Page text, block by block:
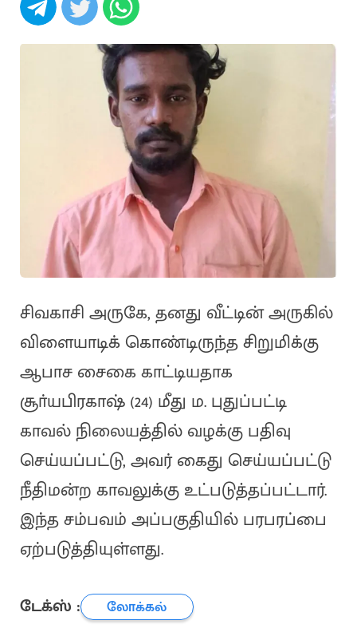
சிவகாசி அருகே, தனது வீட்டின் அருகில்
விளையாடிக் கொண்டிருந்த சிறுமிக்கு
ஆபாச சைகை காட்டியதாக
சூா்யபிரகாஷ் (24) மீது ம. புதுப்பட்டி
காவல் நிலையத்தில் வழக்கு பதிவு
செய்யப்பட்டு, அவர் கைது செய்யப்பட்டு
நீதிமன்ற காவலுக்கு உட்படுத்தப்பட்டார்.
இந்த சம்பவம் அப்பகுதியில் பரபரப்பை
ஏற்படுத்தியுள்ளது.
டேக்ஸ் : லோக்கல்